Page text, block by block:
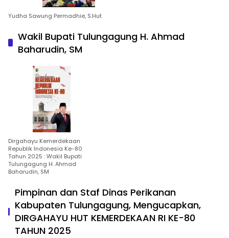
Yudha Sawung Permadhie, S.Hut
Wakil Bupati Tulungagung H. Ahmad
Baharudin, SM
Dirgahayu Kemerdekaan
Republik Indonesia Ke-80
Tahun 2025 : Wakil Bupati
Tulungagung H. Ahmad
Baharudin, SM
Pimpinan dan Staf Dinas Perikanan
Kabupaten Tulungagung, Mengucapkan,
DIRGAHAYU HUT KEMERDEKAAN RI KE-80
TAHUN 2025